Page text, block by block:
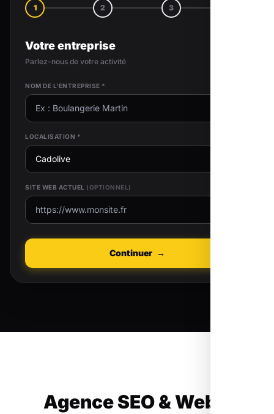
1 2 3
Votre entreprise
Parlez-nous de votre activité
NOM DE L'ENTREPRISE *
LOCALISATION *
SITE WEB ACTUEL (OPTIONNEL)
Continuer →
Agence SEO & Web